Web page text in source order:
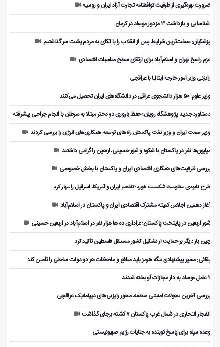
ضرورت بهره‌گیری از ظرفیت توافقنامه تجارت آزاد ایران و روسیه
️ شناسایی و بازداشت ۲۱ مزدور موساد در کرمان
پزشکیان: سخت‌ترین شرایط پس از انقلاب را با اتکای به مردم پشت سر گذاشتیم
عزم راسخ تهران و اسلام‌آباد برای ارتقای سطح مناسبات اقتصادی
رایزنی وزیر امور خارجه ایتالیا با عراقچی
وزیر علوم: ۵۰ هزار دانشجوی عراقی در دانشگاه‌های ایران تحصیل می‌کنند
دستاورد جدید پژوهشگاه رویان؛ حفظ باروری دو دختر مبتلا به سرطان با انجام جراحی پیشرفته
وزیر صمت ایران و وزیر نفت پاکستان راه‌های توسعه همکاری‌های انرژی را بررسی کردند
میلیون‌ها نفر در پاکستان با شکوه و شور حسینی، اربعین را گرامی داشتند
بررسی ظرفیت‌های همکاری اقتصادی ایران و پاکستان با بخش خصوصی
طرح نابودی مقاومت شکست خورد؛ تفاهم ایران و آمریکا، اسرائیل را مهار کرد
آغاز دهمین اجلاس کمیته مشترک اقتصادی ایران و پاکستان در اسلام‌آباد
شور اربعین در پایتخت پاکستان؛ عزاداری ده ها هزار نفر در اسلام‌آباد در اربعین حسینی
چین بار دیگر بر حمایت از تشکیل کشور مستقل فلسطین تأکید کرد
بقائی: مسیر پیشنهادی تنگه هرمز باید منافع و ملاحظات هر دو دولت ساحلی را تأمین کند
۲ عامل موساد به دار مجازات آویخته شدند
بررسی آخرین تحولات امنیتی منطقه، محور رایزنی‌های دیپلماتیک عراقچی
انفجار انتحاری در شمال غرب پاکستان ۷ کشته برجای گذاشت
وعده سپاه برای پاسخ کوبنده به جنایات رژیم صهیونیستی